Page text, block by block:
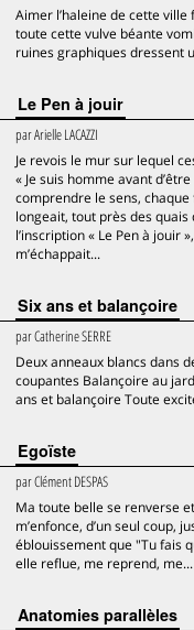
Aimer l’haleine de cette
toute cette vulve béante
ruines graphiques dressent
Le Pen à jouir
parArielle LACAZZI
Je revois le mur sur lequel
« Je suis homme avant
comprendre le sens,
longeait, tout près des
l’inscription « Le Pen à jouir
m’échappait...
Six ans et balançoire
parCatherine SERRE
Deux anneaux blancs dans
coupantes Balançoire au
ans et balançoire Toute
Egoïste
parClément DESPAS
Ma toute belle se renverse
m’enfonce, d’un seul coup,
éblouissement que "Tu fais
elle reflue, me reprend, me...
Anatomies parallèles